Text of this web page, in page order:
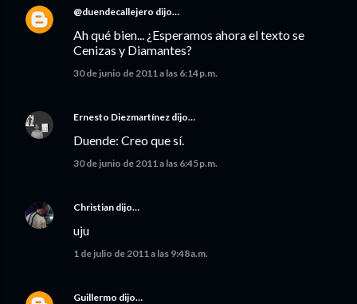
@duendecallejero dijo…
Ah qué bien... ¿Esperamos ahora el texto se
Cenizas y Diamantes?
30 de junio de 2011 a las 6:14 p.m.
Ernesto Diezmartínez dijo…
Duende: Creo que sí.
30 de junio de 2011 a las 6:45 p.m.
Christian dijo…
uju
1 de julio de 2011 a las 9:48 a.m.
Guillermo dijo…